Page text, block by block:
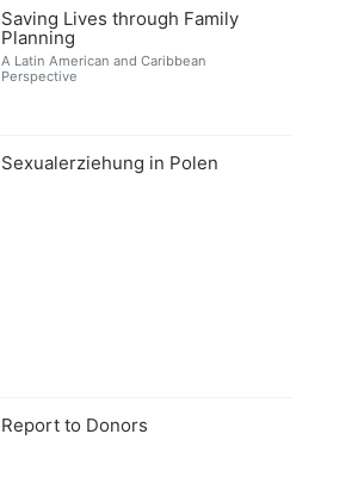
Saving Lives through Family
Planning
A Latin American and Caribbean
Perspective
Sexualerziehung in Polen
Report to Donors